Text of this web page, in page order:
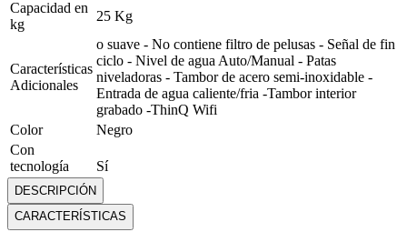
Capacidad en
kg
25 Kg
Características
Adicionales
o suave - No contiene filtro de pelusas - Señal de fin
ciclo - Nivel de agua Auto/Manual - Patas
niveladoras - Tambor de acero semi-inoxidable -
Entrada de agua caliente/fria -Tambor interior
grabado -ThinQ Wifi
Color
Negro
Con
tecnología
inverter
Sí
Garantía
12 Meses
Medidas
Alto: 1092 cm Ancho: 686 cm Profundo: 721 cm
DESCRIPCIÓN
CARACTERÍSTICAS